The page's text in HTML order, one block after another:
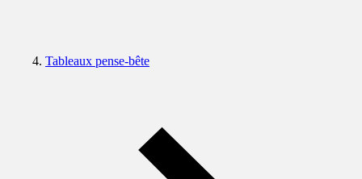
Tableaux pense-bête